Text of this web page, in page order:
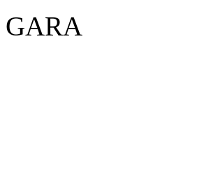
GARA